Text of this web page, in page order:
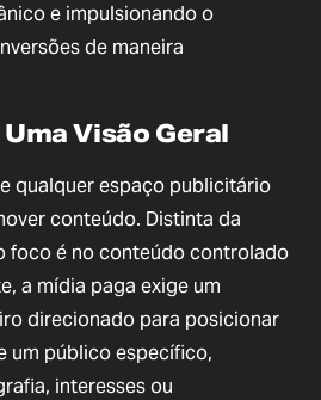
e impulsionando o
de maneira
Visão Geral
qualquer espaço publicitário
conteúdo. Distinta da
foco é no conteúdo controlado
a mídia paga exige um
direcionado para posicionar
um público específico,
interesses ou